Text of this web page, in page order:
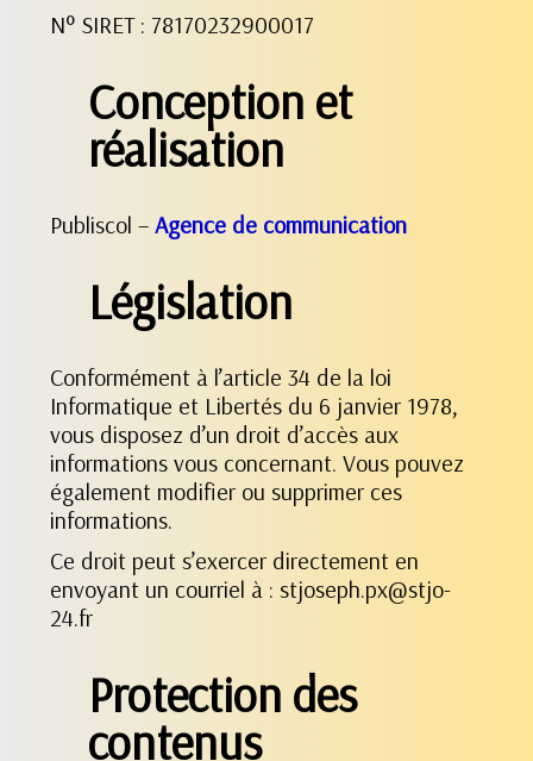
N° SIRET : 78170232900017
Conception et
réalisation
Publiscol – Agence de communication
Législation
Conformément à l’article 34 de la loi
Informatique et Libertés du 6 janvier 1978,
vous disposez d’un droit d’accès aux
informations vous concernant. Vous pouvez
également modifier ou supprimer ces
informations.
Ce droit peut s’exercer directement en
envoyant un courriel à : stjoseph.px@stjo-
24.fr
Protection des
contenus